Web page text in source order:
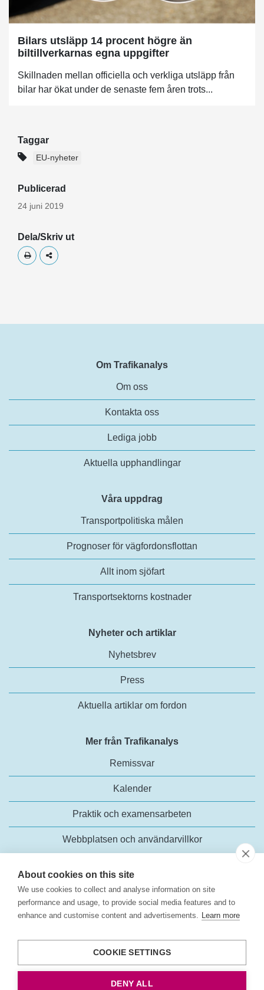
About cookies on this site
We use cookies to collect and analyse information on site
performance and usage, to provide social media features and to
enhance and customise content and advertisements. Learn more
COOKIE SETTINGS
DENY ALL
Bilars utsläpp 14 procent högre än
biltillverkarnas egna uppgifter
Skillnaden mellan officiella och verkliga utsläpp från
bilar har ökat under de senaste fem åren trots...
Taggar
EU-nyheter
Publicerad
24 juni 2019
Dela/Skriv ut
Skriv utDela
Om Trafikanalys
Om oss
Kontakta oss
Lediga jobb
Aktuella upphandlingar
Våra uppdrag
Transportpolitiska målen
Prognoser för vägfordonsflottan
Allt inom sjöfart
Transportsektorns kostnader
Nyheter och artiklar
Nyhetsbrev
Press
Aktuella artiklar om fordon
Mer från Trafikanalys
Remissvar
Kalender
Praktik och examensarbeten
Webbplatsen och användarvillkor
Rosenlundsgatan 54
118 63 Stockholm
+46 (0)10-414 42 00